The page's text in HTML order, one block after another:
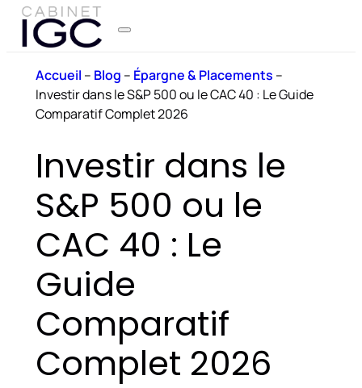
Accueil – Blog – Épargne & Placements –
Investir dans le S&P 500 ou le CAC 40 : Le Guide
Comparatif Complet 2026
Investir dans le
S&P 500 ou le
CAC 40 : Le
Guide
Comparatif
Complet 2026